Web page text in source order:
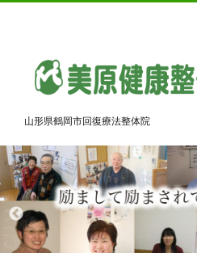
山形県鶴岡市回復療法整体院